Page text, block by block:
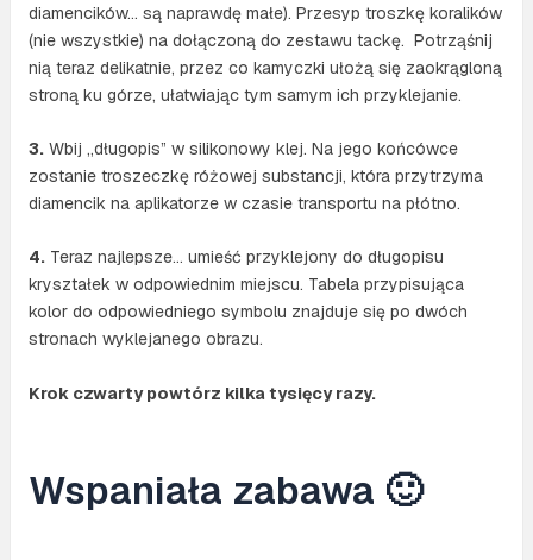
diamencików… są naprawdę małe). Przesyp troszkę koralików
(nie wszystkie) na dołączoną do zestawu tackę. Potrząśnij
nią teraz delikatnie, przez co kamyczki ułożą się zaokrągloną
stroną ku górze, ułatwiając tym samym ich przyklejanie.
3.Wbij „długopis” w silikonowy klej. Na jego końcówce
zostanie troszeczkę różowej substancji, która przytrzyma
diamencik na aplikatorze w czasie transportu na płótno.
4.Teraz najlepsze… umieść przyklejony do długopisu
kryształek w odpowiednim miejscu. Tabela przypisująca
kolor do odpowiedniego symbolu znajduje się po dwóch
stronach wyklejanego obrazu.
Krok czwarty powtórz kilka tysięcy razy.
Wspaniała zabawa 🙂